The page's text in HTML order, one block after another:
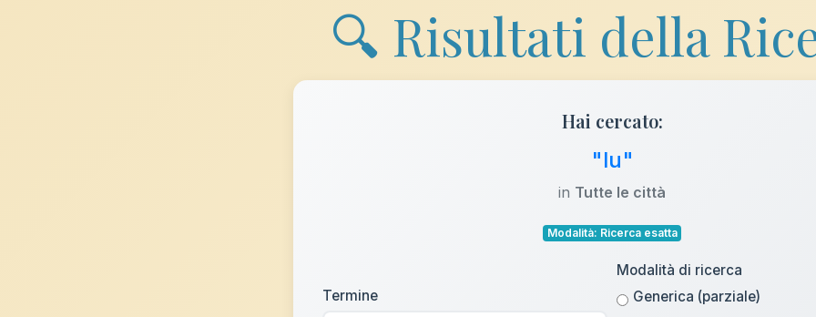
🔍 Risultati della
Hai cercato:
"lu"
in Tutte le città
Modalità: Ricerca esatta
Termine
Modalità di ricerca
Generica (parziale)